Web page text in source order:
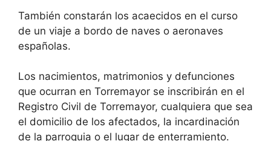
También constarán los acaecidos en el curso
de un viaje a bordo de naves o aeronaves
españolas.
Los nacimientos, matrimonios y defunciones
que ocurran en Torremayor se inscribirán en el
Registro Civil de Torremayor, cualquiera que sea
el domicilio de los afectados, la incardinación
de la parroquia o el lugar de enterramiento.